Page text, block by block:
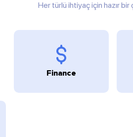
Her türlü ihtiyaç için hazır
Finance